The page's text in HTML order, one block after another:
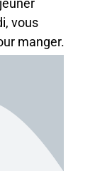
vous
manger.